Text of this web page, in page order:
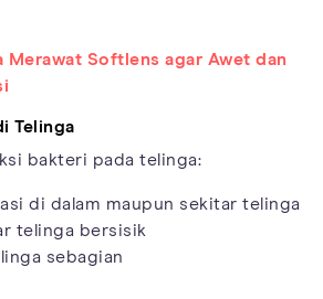
Merawat Softlens agar Awet dan
Telinga
bakteri pada telinga:
di dalam maupun sekitar telinga
telinga bersisik
sebagian